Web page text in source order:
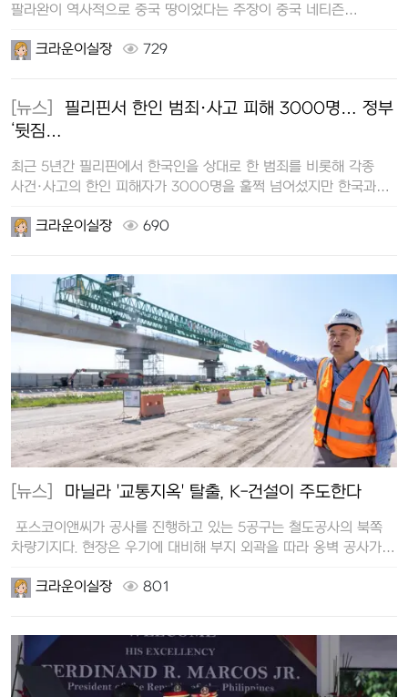
팔라완이 역사적으로 중국 땅이었다는 주장이 중국 네티즌
크라운이실장
729
[뉴스]
‘뒷짐…
최근 5년간 필리핀에서 한국인을 상대로 한 범죄를 비롯해 각종
사건·사고의 한인 피해자가 3000명을 훌쩍 넘어섰지만 한국과
크라운이실장
690
[뉴스] 마닐라 '교통지옥' 탈출, K-건설이 주도한다
포스코이앤씨가 공사를 진행하고 있는 5공구는 철도공사의 북쪽
차량기지다. 현장은 우기에 대비해 부지 외곽을 따라 옹벽 공사가
크라운이실장
801